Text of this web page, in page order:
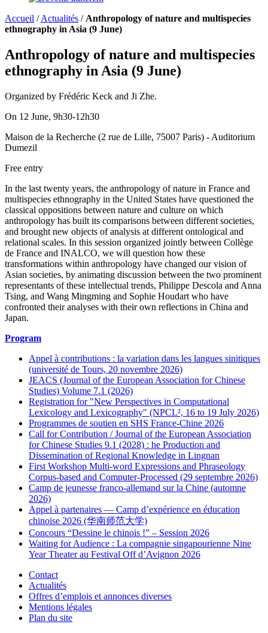
Accueil /Actualités / Anthropology of nature and multispecies
ethnography in Asia (9 June)
Anthropology of nature and multispecies
ethnography in Asia (9 June)
Organized by Frédéric Keck and Ji Zhe.
On 12 June, 9h30-12h30
Maison de la Recherche (2 rue de Lille, 75007 Paris) - Auditorium
Dumezil
Free entry
In the last twenty years, the anthropology of nature in France and
multispecies ethnography in the United States have questioned the
classical oppositions between nature and culture on which
anthropology has built its comparisons between different societies,
and brought new objects of analysis at different ontological and
relational scales. In this session organized jointly between Collège
de France and INALCO, we will question how these
transformations within anthropology have changed our vision of
Asian societies, by animating discussion between the two prominent
representants of these intellectual trends, Philippe Descola and Anna
Tsing, and Wang Mingming and Sophie Houdart who have
confronted their analyses with their own reflections in China and
Japan.
Program
Appel à contributions : la variation dans les langues sinitiques
(université de Tours, 20 novembre 2026)
JEACS (Journal of the European Association for Chinese
Studies) Volume 7.1 (2026)
Registration for "New Perspectives in Computational
Lexicology and Lexicography" (NPCL², 16 to 19 July 2026)
Programmes de soutien en SHS France-Chine 2026
Call for Contribution / Journal of the European Association
for Chinese Studies 9.1 (2028) : he Production and
Dissemination of Regional Knowledge in Lingnan
First Workshop Multi-word Expressions and Phraseology
Corpus-based and Computer-Processed (29 septembre 2026)
Camp de jeunesse franco-allemand sur la Chine (automne
2026)
Appel à partenaires — Camp d’expérience en éducation
chinoise 2026 (华南师范大学)
Concours “Dessine le chinois !” – Session 2026
Waiting for Audience : La compagnie singapourienne Nine
Year Theater au Festival Off d’Avignon 2026
Contact
Actualités
Offres d’emplois et annonces diverses
Mentions légales
Plan du site